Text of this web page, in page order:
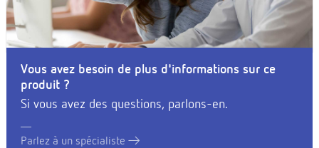
Vous avez besoin de plus d'informations sur ce
produit ?
Si vous avez des questions, parlons-en.
Parlez à un spécialiste